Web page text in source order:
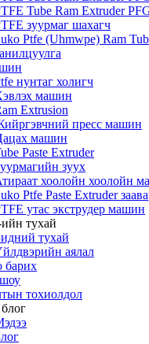
Tube Ram Extruder
зуурмаг шахагч
Ptfe (Uhmwpe) Ram
нунтаг холигч
машин
Extrusion
пресс машин
машин
Paste Extruder
зуух
хоолойн хоолойн
Ptfe Paste Extruder
утас экструдер машин
тухай
тухай
аялал
барих
тохиолдол